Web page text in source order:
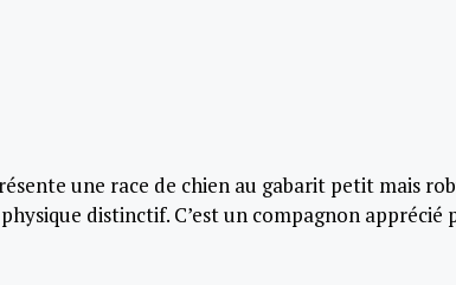
une race de chien au gabarit petit mais
distinctif. C’est un compagnon apprécié